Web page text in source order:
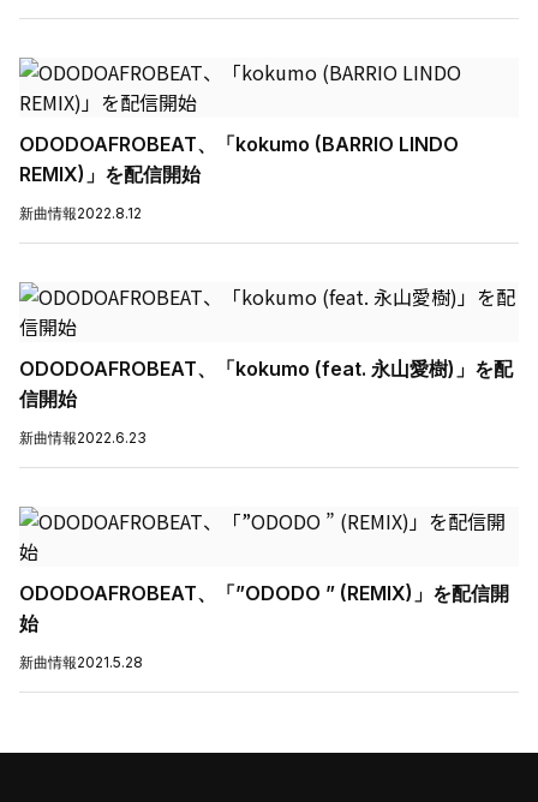
ODODOAFROBEAT、「kokumo (BARRIO LINDO
REMIX)」を配信開始
新曲情報2022.8.12
ODODOAFROBEAT、「kokumo (feat. 永山愛樹)」を配
信開始
新曲情報2022.6.23
ODODOAFROBEAT、「”ODODO ” (REMIX)」を配信開
始
新曲情報2021.5.28